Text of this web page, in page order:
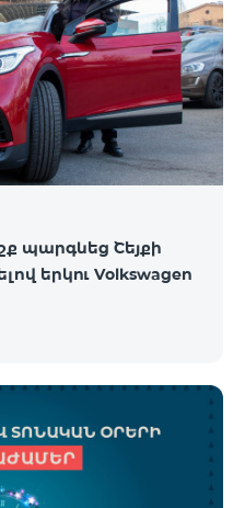
պարգևեց Շեյքի
երկու Volkswagen